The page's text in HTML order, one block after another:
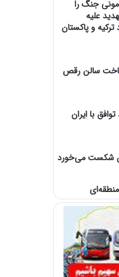
جنگ را
علیه
و پاکستان
ساخت سالن رقص
با ایران
شکست می‌خورد